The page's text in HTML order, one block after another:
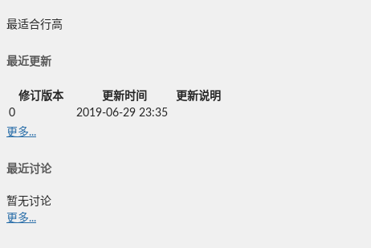
最适合行高
最近更新
修订版本 更新时间
更新说明
0
2019-06-29 23:35
更多...
最近讨论
暂无讨论
更多...